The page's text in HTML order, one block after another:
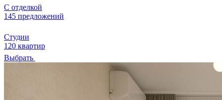
С отделкой
145 предложений
Студии
120 квартир
Выбрать